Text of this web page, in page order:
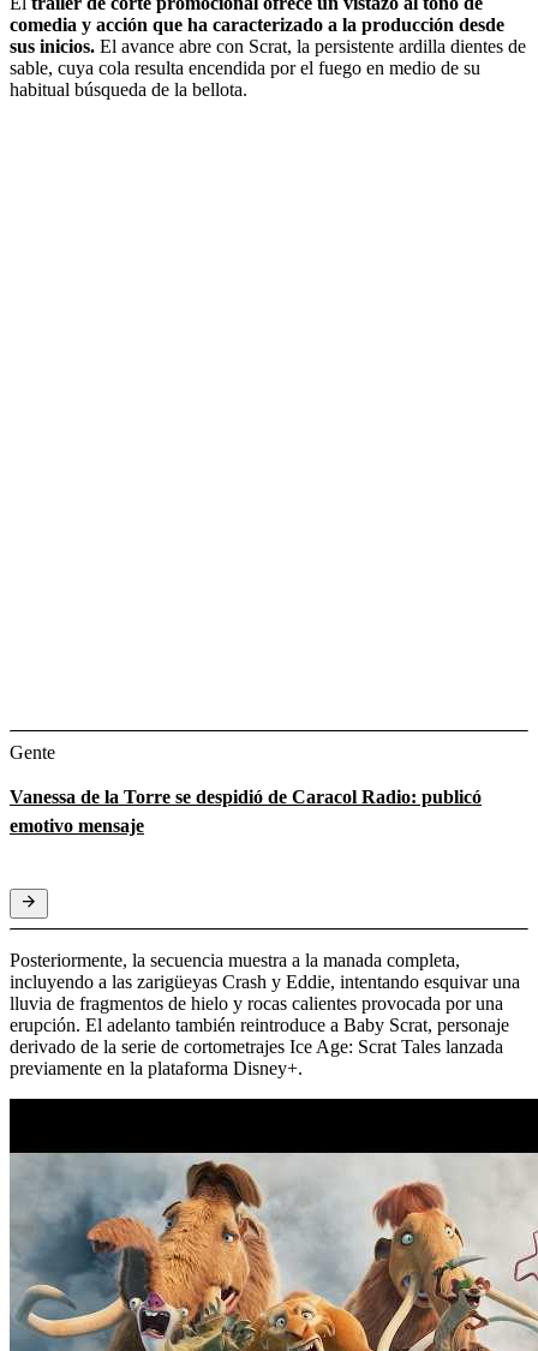
comedia y acción que ha caracterizado a la producción desde
sus inicios. El avance abre con Scrat, la persistente ardilla dientes de
sable, cuya cola resulta encendida por el fuego en medio de su
habitual búsqueda de la bellota.
Gente
Vanessa de la Torre se despidió de Caracol Radio: publicó
emotivo mensaje
Posteriormente, la secuencia muestra a la manada completa,
incluyendo a las zarigüeyas Crash y Eddie, intentando esquivar una
lluvia de fragmentos de hielo y rocas calientes provocada por una
erupción. El adelanto también reintroduce a Baby Scrat, personaje
derivado de la serie de cortometrajes Ice Age: Scrat Tales lanzada
previamente en la plataforma Disney+.